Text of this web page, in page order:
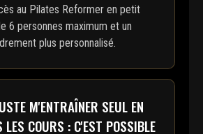
au Pilates Reformer en petit
6 personnes maximum et un
plus personnalisé.
M'ENTRAÎNER SEUL EN
LES COURS : C'EST POSSIBLE